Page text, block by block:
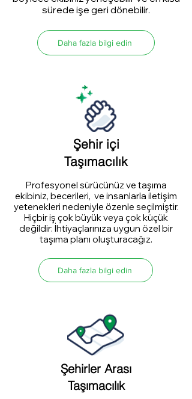
sürede işe geri dönebilir.
Daha fazla bilgi edin
Şehir içi
Taşımacılık
Profesyonel sürücünüz ve taşıma
ekibiniz, becerileri, ve insanlarla iletişim
yetenekleri nedeniyle özenle seçilmiştir.
Hiçbir iş çok büyük veya çok küçük
değildir: İhtiyaçlarınıza uygun özel bir
taşıma planı oluşturacağız.
Daha fazla bilgi edin
Şehirler Arası
Taşımacılık